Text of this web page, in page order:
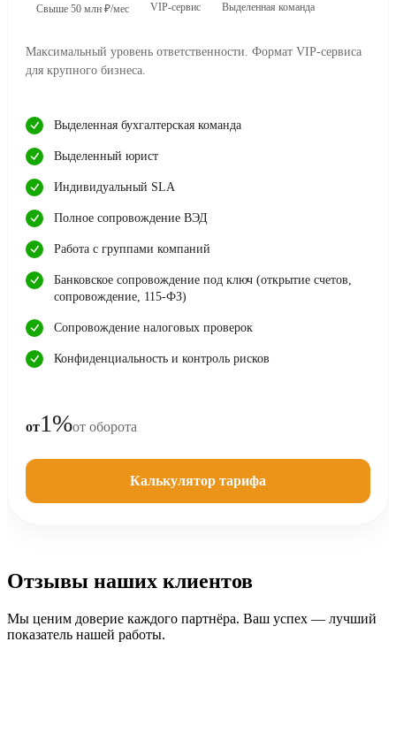
Свыше 50 млн ₽/мес VIP-сервис Выделенная команда
Максимальный уровень ответственности. Формат VIP-сервиса
для крупного бизнеса.
Выделенная бухгалтерская команда
Выделенный юрист
Индивидуальный SLA
Полное сопровождение ВЭД
Работа с группами компаний
Банковское сопровождение под ключ (открытие счетов,
сопровождение, 115-ФЗ)
Сопровождение налоговых проверок
Конфиденциальность и контроль рисков
от1%от оборота
Калькулятор тарифа
Отзывы наших клиентов
Мы ценим доверие каждого партнёра. Ваш успех — лучший
показатель нашей работы.